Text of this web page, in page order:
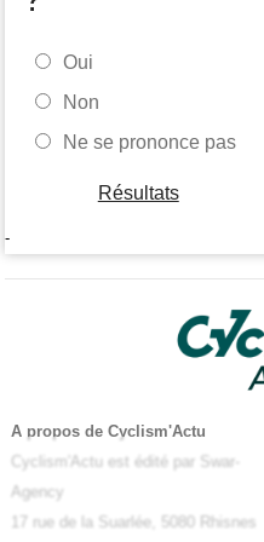
Oui
Non
Ne se prononce pas
Résultats
-
A propos de Cyclism'Actu
Cyclism'Actu est édité par Swar-
Agency
17 rue de la Suarlée, 5080 Rhisnes